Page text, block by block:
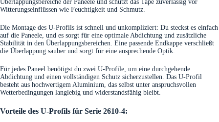
Überlappungsbereiche der Paneele und schützt das Tape zuverlässig vor
Witterungseinflüssen wie Feuchtigkeit und Schmutz.
Die Montage des U-Profils ist schnell und unkompliziert: Du steckst es einfach
auf die Paneele, und es sorgt für eine optimale Abdichtung und zusätzliche
Stabilität in den Überlappungsbereichen. Eine passende Endkappe verschließt
die Überlappung sauber und sorgt für eine ansprechende Optik.
Für jedes Paneel benötigst du zwei U-Profile, um eine durchgehende
Abdichtung und einen vollständigen Schutz sicherzustellen. Das U-Profil
besteht aus hochwertigem Aluminium, das selbst unter anspruchsvollen
Wetterbedingungen langlebig und widerstandsfähig bleibt.
Vorteile des U-Profils für Serie 2610-4: